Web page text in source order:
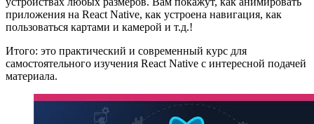
приложения на React Native, как устроена навигация, как
пользоваться картами и камерой и т.д.!
Итого: это практический и современный курс для
самостоятельного изучения React Native с интересной подачей
материала.